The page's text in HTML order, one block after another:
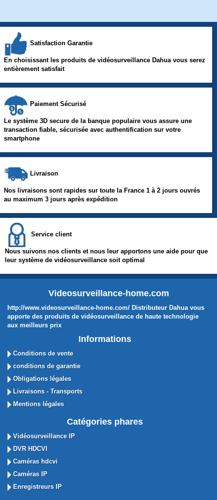
Satisfaction Garantie
En choisissant les produits de vidéosurveillance Dahua vous serez
entièrement satisfait
Paiement Sécurisé
Le système 3D secure de la banque populaire vous assure une
transaction fiable, sécurisée avec authentification sur votre
smartphone
Livraison
Nos livraisons sont rapides sur toute la France 1 à 2 jours ouvrés
au maximum 3 jours après expédition
Service client
Nous suivons nos clients et nous leur apportons une aide pour que
leur système de vidéosurveillance soit optimal
Videosurveillance-home.com
http://www.videosurveillance-home.com/ Distributeur Dahua vous
apporte des produits de vidéosurveillance de haute technologie
aux meilleurs prix
Informations
Conditions de vente
conditions de garantie
Obligations légales
Livraisons - Transports
Mentions légales
Catégories phares
Vidéosurveillance IP
DVR HDCVI
Caméras hdcvi
Caméras IP
Enregistreurs IP